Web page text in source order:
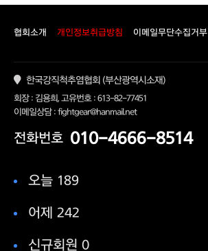
협회소개 개인정보취급방침 이메일무단수집거부
한국강직척추염협회 (부산광역시소재)
회장 : 김용희, 고유번호 : 613-82-77451
이메일상담 : fightgear@hanmail.net
전화번호 010-4666-8514
오늘 189
어제 242
신규회원 0